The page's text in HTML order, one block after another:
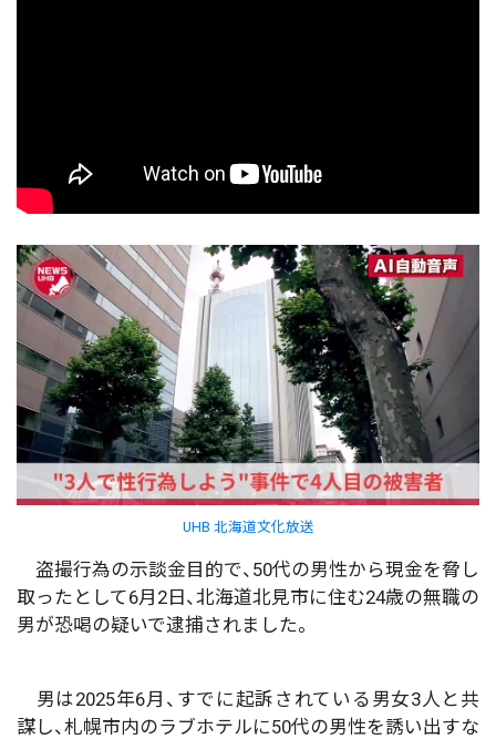
UHB 北海道文化放送
盗撮行為の示談金目的で、50代の男性から現金を脅し
取ったとして6月2日、北海道北見市に住む24歳の無職の
男が恐喝の疑いで逮捕されました。
男は2025年6月、すでに起訴されている男女3人と共
謀し、札幌市内のラブホテルに50代の男性を誘い出すな